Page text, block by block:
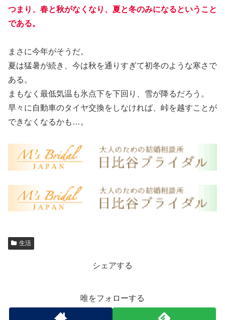
つまり、春と秋がなくなり、夏と冬のみになるということ
である。
まさに今年がそうだ。
夏は猛暑が続き、今は秋を通りすぎて初冬のような寒さで
ある。
まもなく最低気温も氷点下を下回り、雪が降るだろう。
早々に自動車のタイヤ交換をしなければ、峠を越すことが
できなくなるかも…。
生活
シェアする
唯をフォローする